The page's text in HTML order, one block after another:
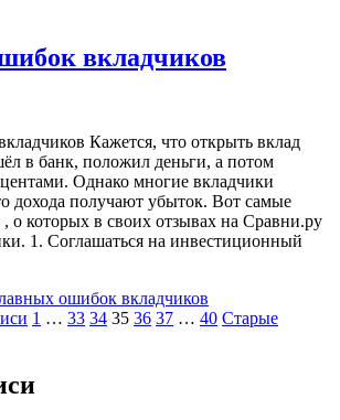
вкладчиков
Кажется, что открыть вклад
в банк, положил деньги, а потом
Однако многие вкладчики
дохода получают убыток. Вот самые
о которых в своих отзывах на Сравни.ру
1. Соглашаться на инвестиционный
ошибок вкладчиков
1 … 33 34 35 36 37 … 40 Старые